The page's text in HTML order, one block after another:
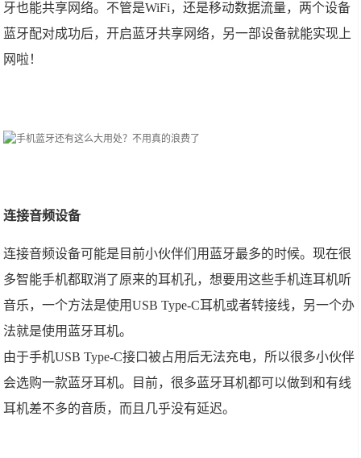
牙也能共享网络。不管是WiFi，还是移动数据流量，两个设备
蓝牙配对成功后，开启蓝牙共享网络，另一部设备就能实现上
网啦！
连接音频设备
连接音频设备可能是目前小伙伴们用蓝牙最多的时候。现在很
多智能手机都取消了原来的耳机孔，想要用这些手机连耳机听
音乐，一个方法是使用USB Type-C耳机或者转接线，另一个办
法就是使用蓝牙耳机。
由于手机USB Type-C接口被占用后无法充电，所以很多小伙伴
会选购一款蓝牙耳机。目前，很多蓝牙耳机都可以做到和有线
耳机差不多的音质，而且几乎没有延迟。